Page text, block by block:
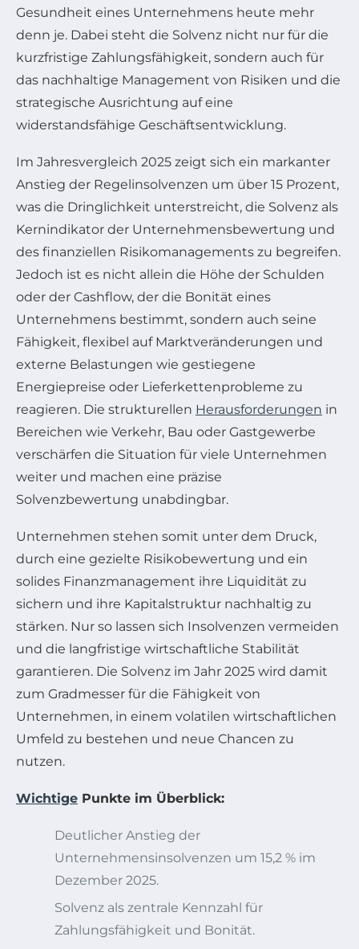
Gesundheit eines Unternehmens heute mehr
denn je. Dabei steht die Solvenz nicht nur für die
kurzfristige Zahlungsfähigkeit, sondern auch für
das nachhaltige Management von Risiken und die
strategische Ausrichtung auf eine
widerstandsfähige Geschäftsentwicklung.
Im Jahresvergleich 2025 zeigt sich ein markanter
Anstieg der Regelinsolvenzen um über 15 Prozent,
was die Dringlichkeit unterstreicht, die Solvenz als
Kernindikator der Unternehmensbewertung und
des finanziellen Risikomanagements zu begreifen.
Jedoch ist es nicht allein die Höhe der Schulden
oder der Cashflow, der die Bonität eines
Unternehmens bestimmt, sondern auch seine
Fähigkeit, flexibel auf Marktveränderungen und
externe Belastungen wie gestiegene
Energiepreise oder Lieferkettenprobleme zu
reagieren. Die strukturellen Herausforderungen in
Bereichen wie Verkehr, Bau oder Gastgewerbe
verschärfen die Situation für viele Unternehmen
weiter und machen eine präzise
Solvenzbewertung unabdingbar.
Unternehmen stehen somit unter dem Druck,
durch eine gezielte Risikobewertung und ein
solides Finanzmanagement ihre Liquidität zu
sichern und ihre Kapitalstruktur nachhaltig zu
stärken. Nur so lassen sich Insolvenzen vermeiden
und die langfristige wirtschaftliche Stabilität
garantieren. Die Solvenz im Jahr 2025 wird damit
zum Gradmesser für die Fähigkeit von
Unternehmen, in einem volatilen wirtschaftlichen
Umfeld zu bestehen und neue Chancen zu
nutzen.
Wichtige Punkte im Überblick:
Deutlicher Anstieg der
Unternehmensinsolvenzen um 15,2 % im
Dezember 2025.
Solvenz als zentrale Kennzahl für
Zahlungsfähigkeit und Bonität.